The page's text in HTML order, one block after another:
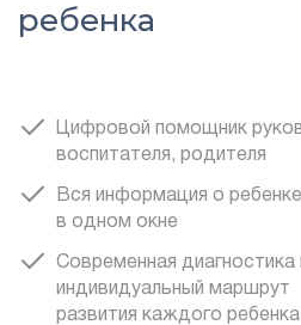
ребенка
Цифровой помощник
воспитателя, родителя
Вся информация о ребенке
в одном окне
Современная диагностика
индивидуальный маршрут
развития каждого ребенка